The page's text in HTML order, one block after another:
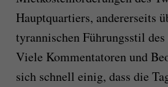
Hauptquartiers, andererseits
tyrannischen Führungsstil des
Viele Kommentatoren und
sich schnell einig, dass die